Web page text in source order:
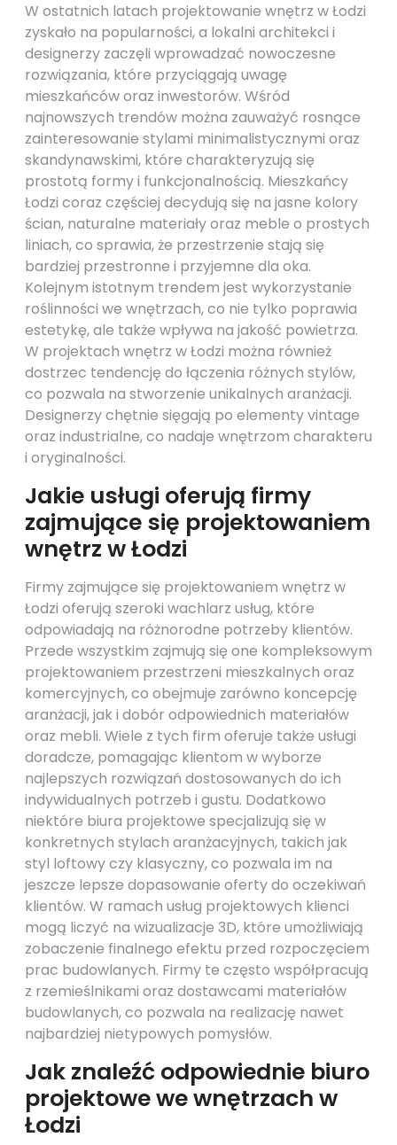
W ostatnich latach projektowanie wnętrz w Łodzi
zyskało na popularności, a lokalni architekci i
designerzy zaczęli wprowadzać nowoczesne
rozwiązania, które przyciągają uwagę
mieszkańców oraz inwestorów. Wśród
najnowszych trendów można zauważyć rosnące
zainteresowanie stylami minimalistycznymi oraz
skandynawskimi, które charakteryzują się
prostotą formy i funkcjonalnością. Mieszkańcy
Łodzi coraz częściej decydują się na jasne kolory
ścian, naturalne materiały oraz meble o prostych
liniach, co sprawia, że przestrzenie stają się
bardziej przestronne i przyjemne dla oka.
Kolejnym istotnym trendem jest wykorzystanie
roślinności we wnętrzach, co nie tylko poprawia
estetykę, ale także wpływa na jakość powietrza.
W projektach wnętrz w Łodzi można również
dostrzec tendencję do łączenia różnych stylów,
co pozwala na stworzenie unikalnych aranżacji.
Designerzy chętnie sięgają po elementy vintage
oraz industrialne, co nadaje wnętrzom charakteru
i oryginalności.
Jakie usługi oferują firmy
zajmujące się projektowaniem
wnętrz w Łodzi
Firmy zajmujące się projektowaniem wnętrz w
Łodzi oferują szeroki wachlarz usług, które
odpowiadają na różnorodne potrzeby klientów.
Przede wszystkim zajmują się one kompleksowym
projektowaniem przestrzeni mieszkalnych oraz
komercyjnych, co obejmuje zarówno koncepcję
aranżacji, jak i dobór odpowiednich materiałów
oraz mebli. Wiele z tych firm oferuje także usługi
doradcze, pomagając klientom w wyborze
najlepszych rozwiązań dostosowanych do ich
indywidualnych potrzeb i gustu. Dodatkowo
niektóre biura projektowe specjalizują się w
konkretnych stylach aranżacyjnych, takich jak
styl loftowy czy klasyczny, co pozwala im na
jeszcze lepsze dopasowanie oferty do oczekiwań
klientów. W ramach usług projektowych klienci
mogą liczyć na wizualizacje 3D, które umożliwiają
zobaczenie finalnego efektu przed rozpoczęciem
prac budowlanych. Firmy te często współpracują
z rzemieślnikami oraz dostawcami materiałów
budowlanych, co pozwala na realizację nawet
najbardziej nietypowych pomysłów.
Jak znaleźć odpowiednie biuro
projektowe we wnętrzach w
Łodzi